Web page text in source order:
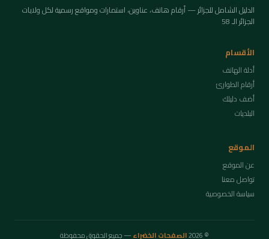
الدليل الشامل للجزائر — أرقام هاتف، عناوين، استمارات ومواقع رسمية لكل ولايات
الجزائر الـ 58
الأقسام
أدلة الهاتف
أرقام الطوارئ
أضف دليلك
البلديات
الموقع
عن الموقع
تواصل معنا
سياسة الخصوصية
© 2026 الصفحات الخضراء— جميع الحقوق محفوظة